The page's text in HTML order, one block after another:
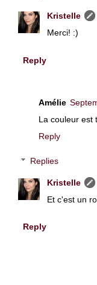
Kristelle
Merci! :)
Reply
Amélie
La couleur est
Reply
Replies
Kristelle
Et c'est un
Reply